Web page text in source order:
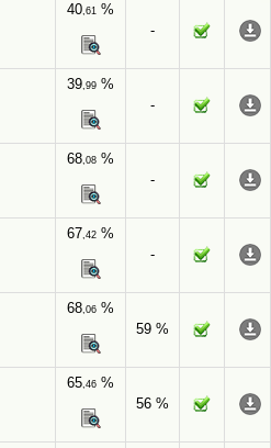
40,61 %
-
39,99 %
-
68,08 %
-
67,42 %
-
68,06 %
59 %
65,46 %
56 %